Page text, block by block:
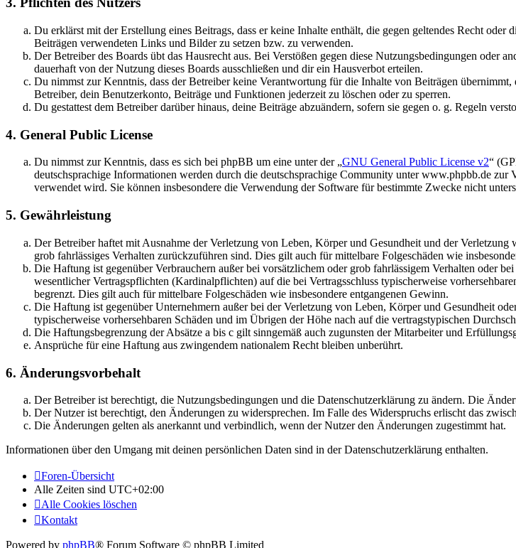
Du erklärst mit der Erstellung eines Beitrags, dass er keine Inhalte enthält, die gegen geltendes Recht
Beiträgen verwendeten Links und Bilder zu setzen bzw. zu verwenden.
Der Betreiber des Boards übt das Hausrecht aus. Bei Verstößen gegen diese Nutzungsbedingungen
dauerhaft von der Nutzung dieses Boards ausschließen und dir ein Hausverbot erteilen.
Du nimmst zur Kenntnis, dass der Betreiber keine Verantwortung für die Inhalte von Beiträgen
Betreiber, dein Benutzerkonto, Beiträge und Funktionen jederzeit zu löschen oder zu sperren.
Du gestattest dem Betreiber darüber hinaus, deine Beiträge abzuändern, sofern sie gegen o. g. Regeln
4. General Public License
Du nimmst zur Kenntnis, dass es sich bei phpBB um eine unter der „GNU General Public License v2“
deutschsprachige Informationen werden durch die deutschsprachige Community unter www.phpbb.de
verwendet wird. Sie können insbesondere die Verwendung der Software für bestimmte Zwecke nicht
5. Gewährleistung
Der Betreiber haftet mit Ausnahme der Verletzung von Leben, Körper und Gesundheit und der
grob fahrlässiges Verhalten zurückzuführen sind. Dies gilt auch für mittelbare Folgeschäden wie
Die Haftung ist gegenüber Verbrauchern außer bei vorsätzlichem oder grob fahrlässigem Verhalten oder
wesentlicher Vertragspflichten (Kardinalpflichten) auf die bei Vertragsschluss typischerweise
begrenzt. Dies gilt auch für mittelbare Folgeschäden wie insbesondere entgangenen Gewinn.
Die Haftung ist gegenüber Unternehmern außer bei der Verletzung von Leben, Körper und Gesundheit
typischerweise vorhersehbaren Schäden und im Übrigen der Höhe nach auf die vertragstypischen
Die Haftungsbegrenzung der Absätze a bis c gilt sinngemäß auch zugunsten der Mitarbeiter und
Ansprüche für eine Haftung aus zwingendem nationalem Recht bleiben unberührt.
6. Änderungsvorbehalt
Der Betreiber ist berechtigt, die Nutzungsbedingungen und die Datenschutzerklärung zu ändern. Die
Der Nutzer ist berechtigt, den Änderungen zu widersprechen. Im Falle des Widerspruchs erlischt das
Die Änderungen gelten als anerkannt und verbindlich, wenn der Nutzer den Änderungen zugestimmt hat.
Informationen über den Umgang mit deinen persönlichen Daten sind in der Datenschutzerklärung enthalten.
Foren-Übersicht
Alle Zeiten sind UTC+02:00
Alle Cookies löschen
Kontakt
Powered by phpBB® Forum Software © phpBB Limited